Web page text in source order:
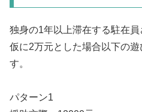
独身の1年以上滞在する駐在
仮に2万元とした場合以下の
す。
パターン1